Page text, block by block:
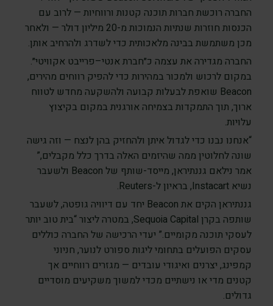
החברה רוכשת חברות תוכנה קטנות ורווחיות — לרוב עם
הכנסות חוזרות שנתיות הנמוכות מ-20 מיליון דולר — ולאחר
מכן משתמשת בבינה מלאכותית כדי לשדרג ולהרחיב אותן.
החברה מגדירה את עצמה כ״חברת אנטי–פרייבט אקוויטי״.
במקום לרכוש ולמכור במהירות כדי להפיק רווחים מהירים,
Beacon שואפת לבעלות קבועה ולהשקעה מחדש לטווח
ארוך, תוך התמקדות בצמיחה אורגנית במקום בקיצוץ
עלויות.
“אנחנו נבנו כדי לגדול איתן ולהחזיק בהן לנצח — וזה גישה
שונה לחלוטין ממה שהיזמים האלה בדרך כלל מקבלים,”
אמר נילאם גננתיראן, מייסד-שותף של Beacon ולשעבר
נשיא Instacart, בראיון ל-Reuters.
גננתיראן הקים את Beacon יחד עם דיוויה גופטה, לשעבר
שותפה בקרן Sequoia Capital, במטרה ליצור “בית טוב יותר
לעסקי תוכנה מקומיים.” יעדי הרכישה של החברה כוללים
עסקים הפועלים בתחומי ליגות ספורט לנוער, חניוני
קמפינג, יצרנים ואיגודי עובדים — מגזרים רווחיים אך
קטנים מדי או נישתיים מכדי למשוך משקיעים מוסדיים
גדולים.